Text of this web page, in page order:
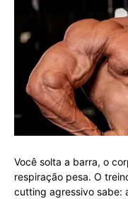
Você solta a barra, o
respiração pesa. O
cutting agressivo sabe: